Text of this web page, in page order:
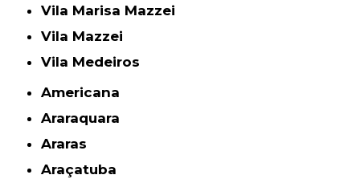
Vila Marisa Mazzei
Vila Mazzei
Vila Medeiros
Americana
Araraquara
Araras
Araçatuba